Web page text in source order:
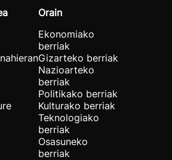
Orain
Ekonomiako
berriak
Gizarteko berriak
Nazioarteko
berriak
Politikako berriak
Kulturako berriak
Teknologiako
berriak
Osasuneko
berriak